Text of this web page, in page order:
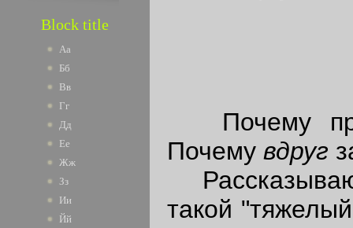
Block title
Аа
Бб
Вв
Гг
Дд
Ее
Жж
Зз
Ии
Йй
Почему
Почему вдруг
такой